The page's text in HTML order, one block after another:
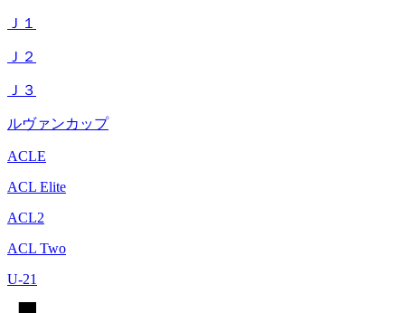
Ｊ１
Ｊ２
Ｊ３
ルヴァンカップ
ACLE
ACL Elite
ACL2
ACL Two
U-21